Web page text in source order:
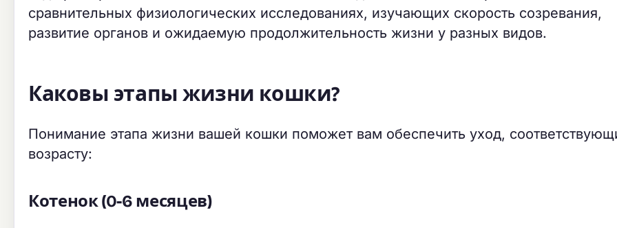
сравнительных физиологических исследованиях, изучающих скорость созревания,
развитие органов и ожидаемую продолжительность жизни у разных видов.
Каковы этапы жизни кошки?
Понимание этапа жизни вашей кошки поможет вам обеспечить уход,
возрасту:
Котенок (0-6 месяцев)